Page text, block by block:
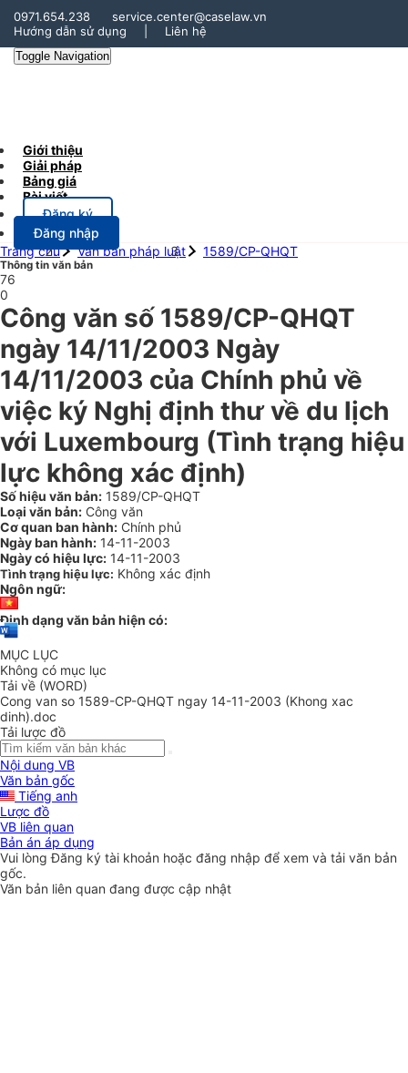
0971.654.238
service.center@caselaw.vn
Hướng dẫn sử dụng
Liên hệ
Toggle Navigation
Giới thiệu
Giải pháp
Bảng giá
Bài viết
Đăng ký
Đăng nhập
Trang chủ
Văn bản pháp luật 1589/CP-QHQT
Thông tin văn bản
76
0
Công văn số 1589/CP-QHQT
ngày 14/11/2003 Ngày
14/11/2003 của Chính phủ về
việc ký Nghị định thư về du lịch
với Luxembourg (Tình trạng hiệu
lực không xác định)
Số hiệu văn bản: 1589/CP-QHQT
Loại văn bản: Công văn
Cơ quan ban hành: Chính phủ
Ngày ban hành: 14-11-2003
Ngày có hiệu lực: 14-11-2003
Tình trạng hiệu lực: Không xác định
Ngôn ngữ:
Định dạng văn bản hiện có:
MỤC LỤC
Không có mục lục
Tải về (WORD)
Cong van so 1589-CP-QHQT ngay 14-11-2003 (Khong xac
dinh).doc
Tải lược đồ
Nội dung VB
Văn bản gốc
Tiếng anh
Lược đồ
VB liên quan
Bản án áp dụng
Vui lòngĐăng ký tài khoản hoặc đăng nhập để xem và tải văn bản
gốc.
Văn bản liên quan đang được cập nhật